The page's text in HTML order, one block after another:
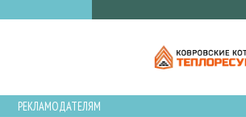
РЕКЛАМОДАТЕЛЯМ